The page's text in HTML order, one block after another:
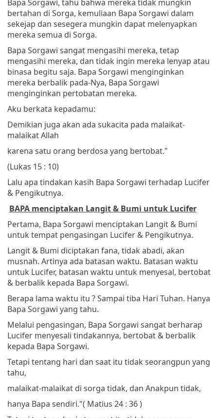
Bapa Sorgawi, tahu bahwa mereka tidak mungkin
bertahan di Sorga, kemuliaan Bapa Sorgawi dalam
sekejap dan sesegera mungkin dapat melenyapkan
mereka semua di Sorga.
Bapa Sorgawi sangat mengasihi mereka, tetap
mengasihi mereka, dan tidak ingin mereka lenyap atau
binasa begitu saja. Bapa Sorgawi menginginkan
mereka berbalik pada-Nya, Bapa Sorgawi
menginginkan pertobatan mereka.
Aku berkata kepadamu:
Demikian juga akan ada sukacita pada malaikat-
malaikat Allah
karena satu orang berdosa yang bertobat."
(Lukas 15 : 10)
Lalu apa tindakan kasih Bapa Sorgawi terhadap Lucifer
& Pengikutnya.
BAPA menciptakan Langit & Bumi untuk Lucifer
Pertama, Bapa Sorgawi menciptakan Langit & Bumi
untuk tempat pengasingan Lucifer & Pengikutnya.
Langit & Bumi diciptakan fana, tidak abadi, akan
musnah. Artinya ada batasan waktu. Batasan waktu
untuk Lucifer, batasan waktu untuk menyesal, bertobat
& berbalik kepada Bapa Sorgawi.
Berapa lama waktu itu ? Sampai tiba Hari Tuhan. Hanya
Bapa Sorgawi yang tahu.
Melalui pengasingan, Bapa Sorgawi sangat berharap
Lucifer menyesali tindakannya, bertobat & berbalik
kepada Bapa Sorgawi.
Tetapi tentang hari dan saat itu tidak seorangpun yang
tahu,
malaikat-malaikat di sorga tidak, dan Anakpun tidak,
hanya Bapa sendiri."( Matius 24 : 36 )